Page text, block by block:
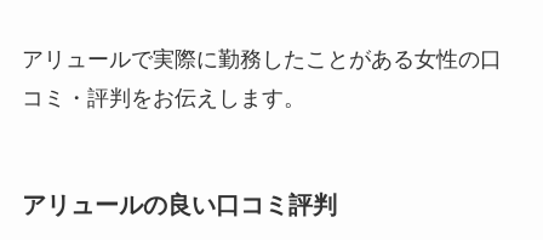
アリュールで実際に勤務したことがある女性の口
コミ・評判をお伝えします。
アリュールの良い口コミ評判